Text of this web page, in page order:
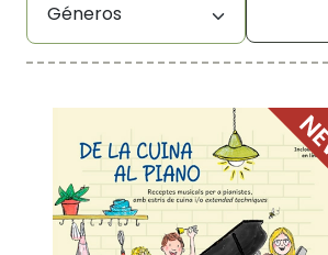
Géneros